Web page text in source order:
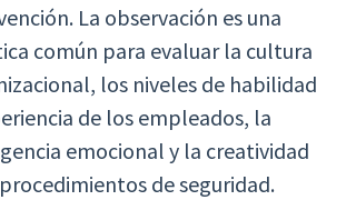
La observación es una
común para evaluar la cultura
los niveles de habilidad
de los empleados, la
emocional y la creatividad
de seguridad.